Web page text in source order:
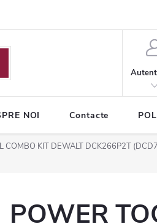
NOI Contacte
COMBO KIT DEWALT DCK266P2T
POWER